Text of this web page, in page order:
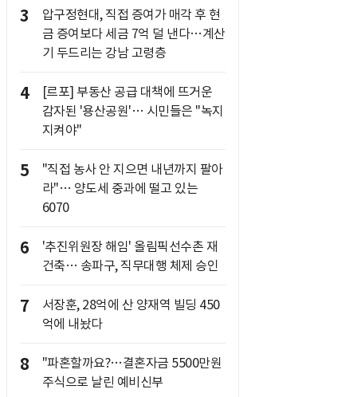
3
압구정현대, 직접 증여가 매각 후 현
금 증여보다 세금 7억 덜 낸다…계산
기 두드리는 강남 고령층
4
[르포] 부동산 공급 대책에 뜨거운
감자된 '용산공원'… 시민들은 "녹지
지켜야"
5
"직접 농사 안 지으면 내년까지 팔아
라"… 양도세 중과에 떨고 있는
6070
6
'추진위원장 해임' 올림픽선수촌 재
건축… 송파구, 직무대행 체제 승인
7
서장훈, 28억에 산 양재역 빌딩 450
억에 내놨다
8
"파혼할까요?…결혼자금 5500만원
주식으로 날린 예비신부